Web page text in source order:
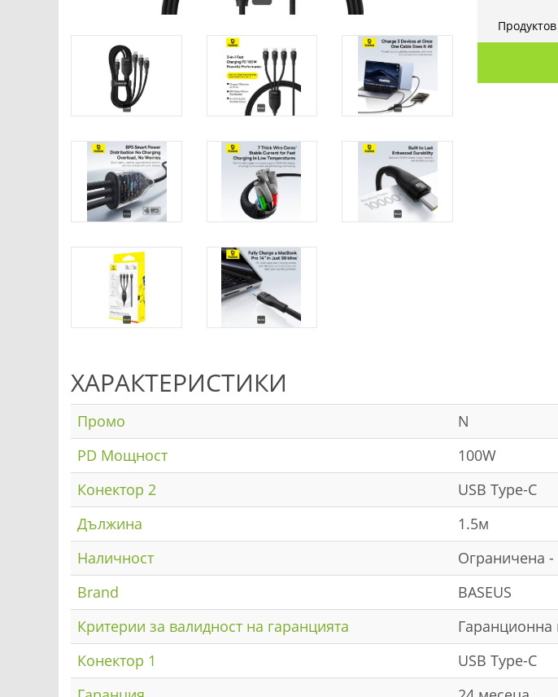
ХАРАКТЕРИСТИКИ
Промо
N
PD Мощност
100W
Конектор 2
USB Type-C
Дължина
1.5м
Наличност
Ограничена
Brand
BASEUS
Критерии за валидност на гаранцията
Гаранционна
Конектор 1
USB Type-C